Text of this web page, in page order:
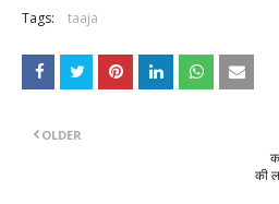
Tags: taaja
की
OLDER